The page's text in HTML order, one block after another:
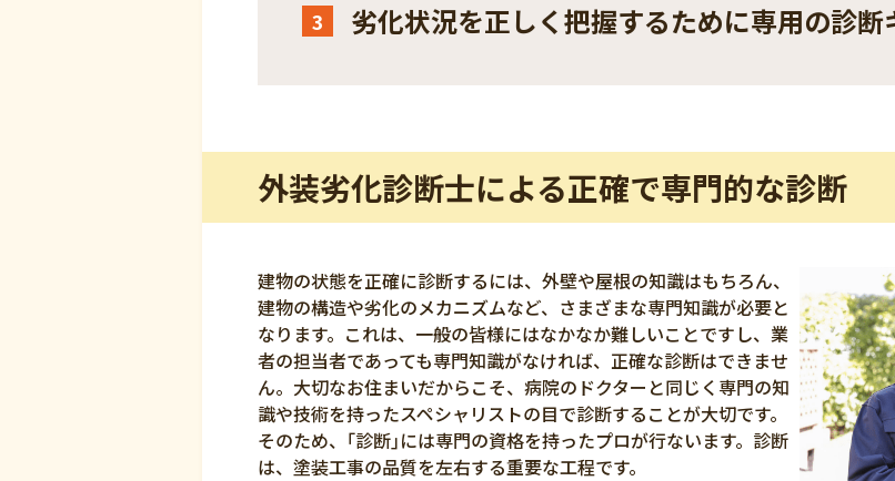
3 劣化状況を正しく把握するために専⽤の診断
外装劣化診断士による正確で専門的な診断
建物の状態を正確に診断するには、外壁や屋根の知識はもちろん、
建物の構造や劣化のメカニズムなど、さまざまな専門知識が必要と
なります。これは、一般の皆様にはなかなか難しいことですし、業
者の担当者であっても専門知識がなければ、正確な診断はできませ
ん。大切なお住まいだからこそ、病院のドクターと同じく専門の知
識や技術を持ったスペシャリストの目で診断することが大切です。
そのため、｢診断｣には専門の資格を持ったプロが行ないます。診断
は、塗装工事の品質を左右する重要な工程です。